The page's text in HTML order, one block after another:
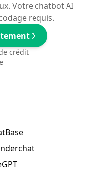
Votre chatbot AI
requis.
crédit